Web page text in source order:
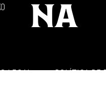
LEGAL POLÍTICA DE